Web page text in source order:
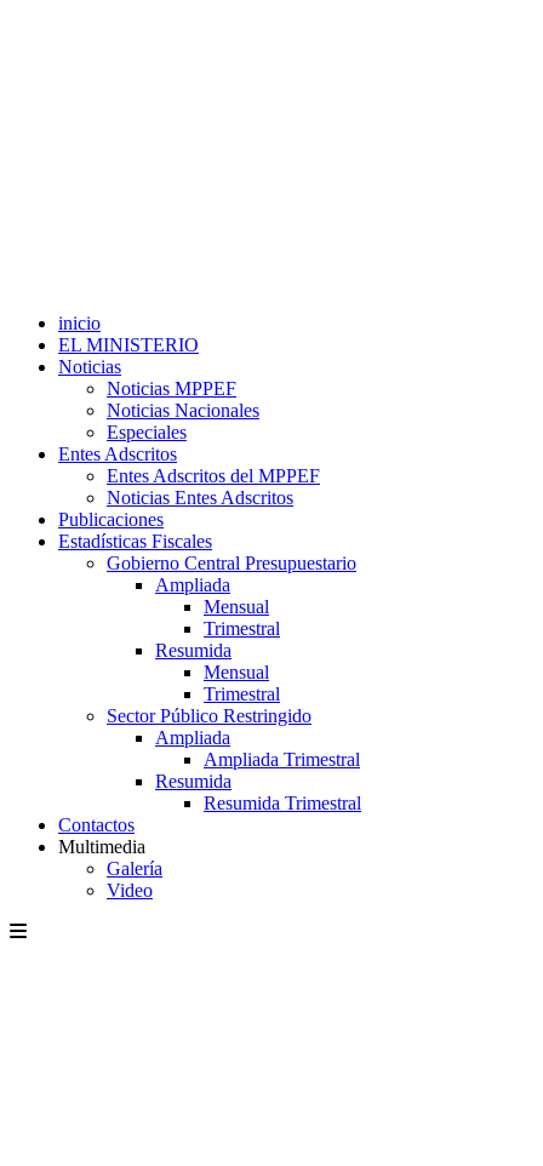
inicio
EL MINISTERIO
Noticias
Noticias MPPEF
Noticias Nacionales
Especiales
Entes Adscritos
Entes Adscritos del MPPEF
Noticias Entes Adscritos
Publicaciones
Estadísticas Fiscales
Gobierno Central Presupuestario
Ampliada
Mensual
Trimestral
Resumida
Mensual
Trimestral
Sector Público Restringido
Ampliada
Ampliada Trimestral
Resumida
Resumida Trimestral
Contactos
Multimedia
Galería
Video